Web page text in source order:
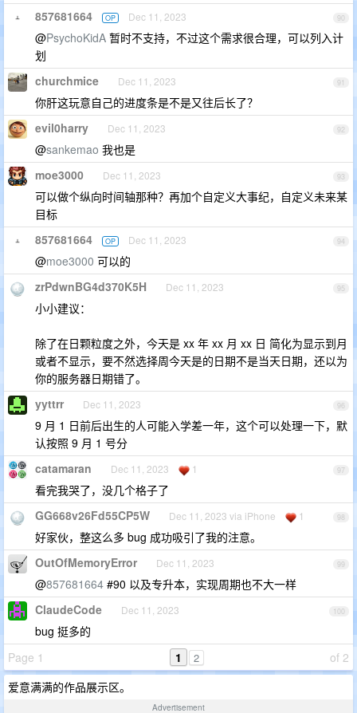
90
857681664 OP Dec 11, 2023
@PsychoKidA 暂时不支持，不过这个需求很合理，可以列入计
划
91
churchmice Dec 11, 2023
你肝这玩意自己的进度条是不是又往后长了？
92
evil0harry Dec 11, 2023
@sankemao 我也是
93
moe3000 Dec 11, 2023
可以做个纵向时间轴那种？再加个自定义大事纪，自定义未来某
目标
94
857681664 OP Dec 11, 2023
@moe3000 可以的
95
zrPdwnBG4d370K5H Dec 11, 2023
小小建议：
除了在日颗粒度之外，今天是 xx 年 xx 月 xx 日 简化为显示到月
或者不显示，要不然选择周今天是的日期不是当天日期，还以为
你的服务器日期错了。
96
yyttrr Dec 11, 2023
9 月 1 日前后出生的人可能入学差一年，这个可以处理一下，默
认按照 9 月 1 号分
97
catamaran Dec 11, 2023 1
看完我哭了，没几个格子了
98
GG668v26Fd55CP5W Dec 11, 2023 via iPhone 1
好家伙，整这么多 bug 成功吸引了我的注意。
99
OutOfMemoryError Dec 11, 2023
@857681664 #90 以及专升本，实现周期也不大一样
100
ClaudeCode Dec 11, 2023
bug 挺多的
Page 1
of 2
1 2
爱意满满的作品展示区。
Advertisement